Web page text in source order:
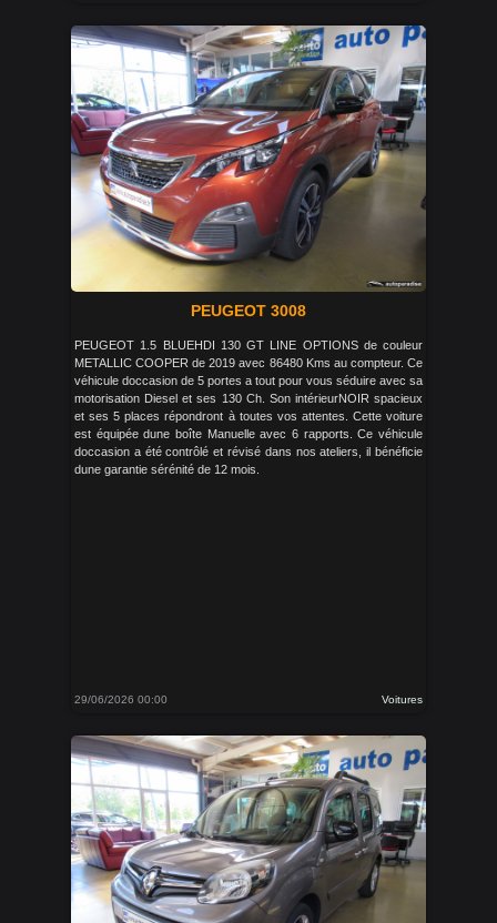
PEUGEOT 3008
PEUGEOT 1.5 BLUEHDI 130 GT LINE OPTIONS de couleur
METALLIC COOPER de 2019 avec 86480 Kms au compteur. Ce
véhicule doccasion de 5 portes a tout pour vous séduire avec sa
motorisation Diesel et ses 130 Ch. Son intérieurNOIR spacieux
et ses 5 places répondront à toutes vos attentes. Cette voiture
est équipée dune boîte Manuelle avec 6 rapports. Ce véhicule
doccasion a été contrôlé et révisé dans nos ateliers, il bénéficie
dune garantie sérénité de 12 mois.
29/06/2026 00:00 Voitures